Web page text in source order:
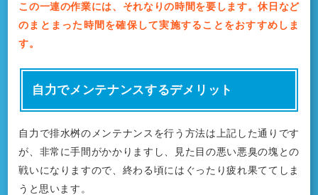
この一連の作業には、それなりの時間を要します。休日など
のまとまった時間を確保して実施することをおすすめしま
す。
自力でメンテナンスするデメリット
自力で排水桝のメンテナンスを行う方法は上記した通りです
が、非常に手間がかかりますし、見た目の悪い悪臭の塊との
戦いになりますので、終わる頃にはぐったり疲れ果ててしま
うと思います。